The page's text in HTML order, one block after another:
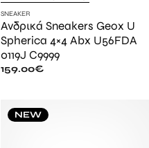
SNEAKER
Ανδρικά Sneakers Geox U
Spherica 4×4 Abx U56FDA
0119J C9999
159.00€
NEW